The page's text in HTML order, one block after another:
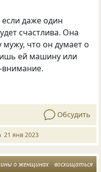
даже один
счастлива. Она
мужу, что он думает о
ей машину или
внимание.
Обсудить
21 янв 2023
о женщинах восхищаться